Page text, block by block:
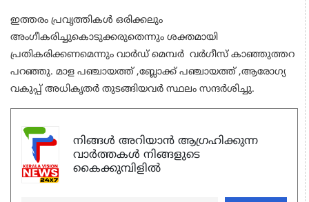
ഇത്തരം പ്രവൃത്തികള്‍ ഒരിക്കലും
അംഗീകരിച്ചുകൊടുക്കരുതെന്നും ശക്തമായി
പ്രതികരിക്കണമെന്നും വാര്‍ഡ് മെമ്പര്‍ വര്‍ഗീസ് കാഞ്ഞുത്തറ
പറഞ്ഞു. മാള പഞ്ചായത്ത് ,ബ്ലോക്ക് പഞ്ചായത്ത് ,ആരോഗ്യ
വകുപ്പ് അധികൃതര്‍ തുടങ്ങിയവര്‍ സ്ഥലം സന്ദര്‍ശിച്ചു.
നിങ്ങൾ അറിയാൻ ആഗ്രഹിക്കുന്ന
വാർത്തകൾ നിങ്ങളുടെ
കൈക്കുമ്പിളിൽ